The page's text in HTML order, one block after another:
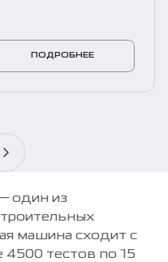
ПОДРОБНЕЕ
один из
машина сходит с
4500 тестов по 15